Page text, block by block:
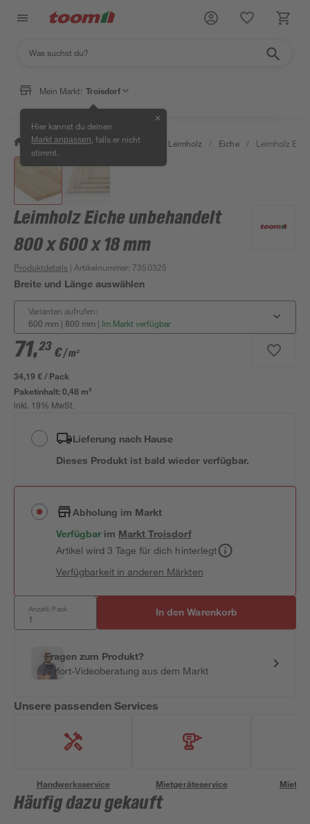
Mein Markt: Troisdorf
Hier kannst du deinen
Markt anpassen , falls er nicht
stimmt.
✕
/ Bauen & Renovieren / Holz Leimholz / Eiche / Leimholz
Leimholz Eiche unbehandelt
800 x 600 x 18 mm
Produktdetails | Artikelnummer: 7350325
Breite und Länge auswählen
Varianten aufrufen:
600 mm | 800 mm | Im Markt verfügbar
71,23 €/ m²
34,19 € / Pack
Paketinhalt:0,48 m²
inkl. 19% MwSt.
Lieferung nach Hause
Dieses Produkt ist bald wieder verfügbar.
Abholung im Markt
Verfügbar im MarktTroisdorf
Artikel wird 3 Tage für dich hinterlegt
Verfügbarkeit in anderen Märkten
Anzahl: Pack In den Warenkorb
Fragen zum Produkt?
Sofort-Videoberatung aus dem Markt
Unsere passenden Services
Handwerksservice Mietgeräteservice
Häufig dazu gekauft